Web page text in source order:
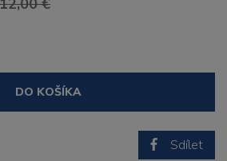
12,00 €
DO KOŠÍKA
Sdílet